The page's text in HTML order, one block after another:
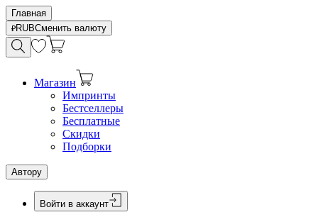
Главная
RUBСменить валюту
Магазин
Импринты
Бестселлеры
Бесплатные
Скидки
Подборки
Автору
Войти в аккаунт